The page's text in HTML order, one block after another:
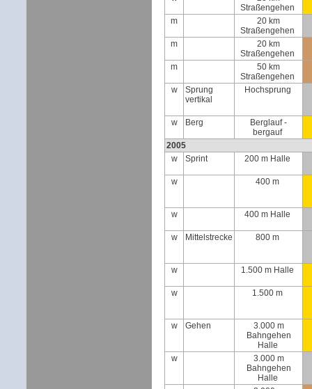
Straßengehen
m
20 km
Straßengehen
m
20 km
Straßengehen
m
50 km
Straßengehen
w
Sprung
vertikal
Hochsprung
w Berg
Berglauf -
bergauf
2005
w
Sprint 200 m Halle
w 400 m
w 400 m Halle
w Mittelstrecke 800 m
w 1.500 m Halle
w 1.500 m
w Gehen
3.000 m
Bahngehen
Halle
w
3.000 m
Bahngehen
Halle